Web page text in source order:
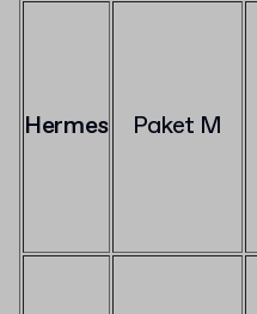
Hermes Paket M